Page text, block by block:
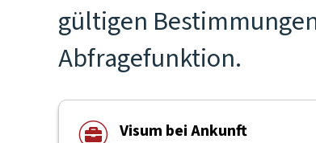
gültigen
Abfragefunktion.
Visum bei Ankunft